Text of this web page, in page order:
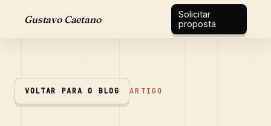
Gustavo Caetano
Solicitar
proposta
VOLTAR PARA O BLOG ARTIGO